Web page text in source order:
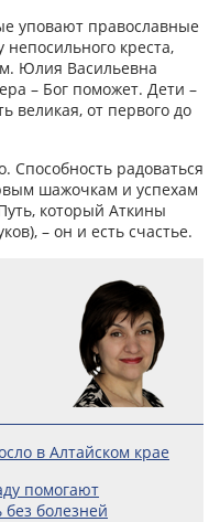
уповают православные
креста,
Юлия Васильевна
– Бог поможет. Дети –
великая, от первого до
Способность радоваться
шажочкам и успехам
который Аткины
– он и есть счастье.
в Алтайском крае
помогают
болезней